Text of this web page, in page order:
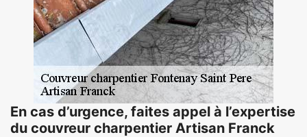
En cas d’urgence, faites appel à l’expertise
du couvreur charpentier Artisan Franck